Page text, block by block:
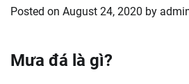
Posted on August 24, 2020 by
Mưa đá là gì?